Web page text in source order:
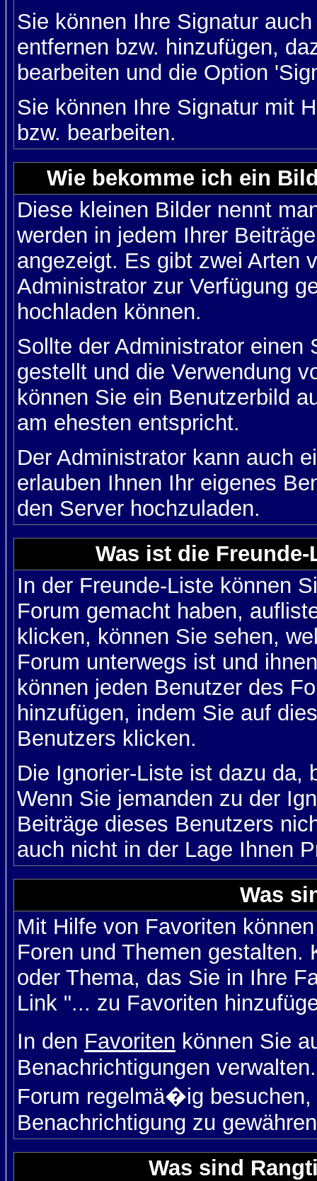
Sie können Ihre Signatur
entfernen bzw. hinzufügen,
bearbeiten und die Option
Sie können Ihre Signatur mit
bzw. bearbeiten.
Wie bekomme ich ein
Diese kleinen Bilder nennt
werden in jedem Ihrer
angezeigt. Es gibt zwei Arten
Administrator zur Verfügung
hochladen können.
Sollte der Administrator einen
gestellt und die Verwendung
können Sie ein Benutzerbild
am ehesten entspricht.
Der Administrator kann auch
erlauben Ihnen Ihr eigenes
den Server hochzuladen.
Was ist die
In der Freunde-Liste können
Forum gemacht haben,
klicken, können Sie sehen,
Forum unterwegs ist und
können jeden Benutzer des
hinzufügen, indem Sie auf
Benutzers klicken.
Die Ignorier-Liste ist dazu da,
Wenn Sie jemanden zu der
Beiträge dieses Benutzers
auch nicht in der Lage Ihnen
Was
Mit Hilfe von Favoriten
Foren und Themen
oder Thema, das Sie in Ihre
Link "... zu Favoriten
In den Favoriten können Sie
Benachrichtigungen
Forum regelmä�ig
Benachrichtigung zu
Was sind